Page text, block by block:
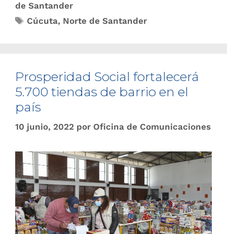
de Santander
Cúcuta, Norte de Santander
Prosperidad Social fortalecerá
5.700 tiendas de barrio en el
país
10 junio, 2022 por Oficina de Comunicaciones